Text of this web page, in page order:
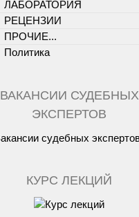
ЛАБОРАТОРИЯ
РЕЦЕНЗИИ
ПРОЧИЕ...
Политика
ВАКАНСИИ СУДЕБНЫХ
ЭКСПЕРТОВ
КУРС ЛЕКЦИЙ